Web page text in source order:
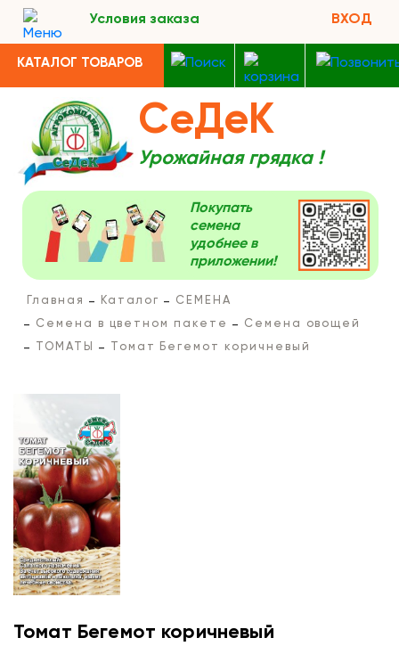
Условия заказа ВХОД
КАТАЛОГ ТОВАРОВ
СеДеК
Урожайная грядка !
Покупать
семена
удобнее в
приложении!
Главная Каталог
СЕМЕНА
Семена в цветном пакете
Семена овощей
ТОМАТЫ
Томат Бегемот коричневый
Томат Бегемот коричневый